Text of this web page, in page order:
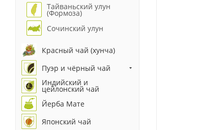
Тайваньский улун
(Формоза)
Сочинский улун
Красный чай (хунча)
Пуэр и чёрный чай
Индийский и
цейлонский чай
Йерба Мате
Японский чай